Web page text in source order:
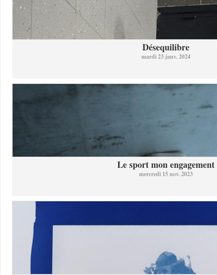
Désequilibre
mardi 23 janv. 2024
Le sport mon engagement
mercredi 15 nov. 2023